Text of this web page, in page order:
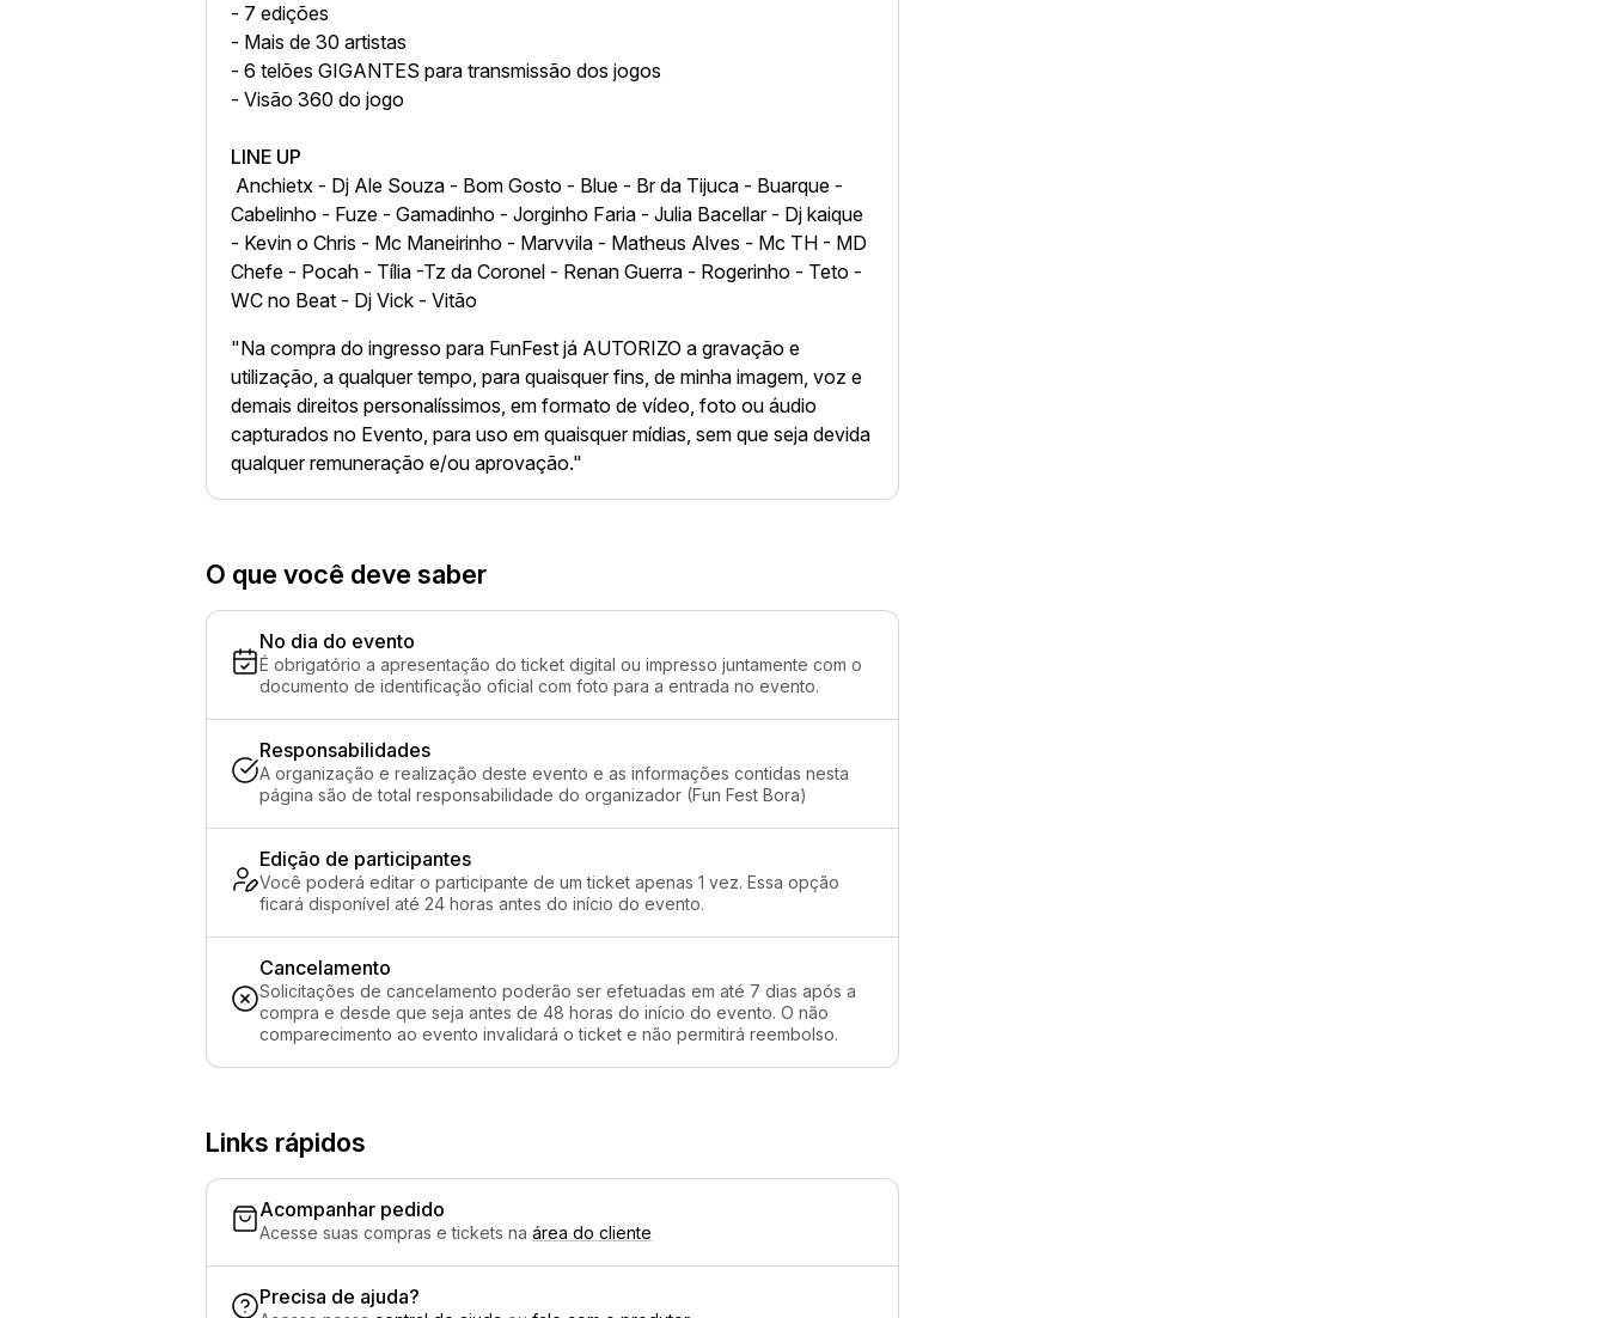
- 7 edições
- Mais de 30 artistas
- 6 telões GIGANTES para transmissão dos jogos
- Visão 360 do jogo
LINE UP
Anchietx - Dj Ale Souza - Bom Gosto - Blue - Br da Tijuca - Buarque -
Cabelinho - Fuze - Gamadinho - Jorginho Faria - Julia Bacellar - Dj kaique
- Kevin o Chris - Mc Maneirinho - Marvvila - Matheus Alves - Mc TH - MD
Chefe - Pocah - Tília -Tz da Coronel - Renan Guerra - Rogerinho - Teto -
WC no Beat - Dj Vick - Vitão
"Na compra do ingresso para FunFest já AUTORIZO a gravação e
utilização, a qualquer tempo, para quaisquer fins, de minha imagem, voz e
demais direitos personalíssimos, em formato de vídeo, foto ou áudio
capturados no Evento, para uso em quaisquer mídias, sem que seja devida
qualquer remuneração e/ou aprovação."
O que você deve saber
No dia do evento
É obrigatório a apresentação do ticket digital ou impresso juntamente com o
documento de identificação oficial com foto para a entrada no evento.
Responsabilidades
A organização e realização deste evento e as informações contidas nesta
página são de total responsabilidade do organizador (Fun Fest Bora)
Edição de participantes
Você poderá editar o participante de um ticket apenas 1 vez. Essa opção
ficará disponível até 24 horas antes do início do evento.
Cancelamento
Solicitações de cancelamento poderão ser efetuadas em até 7 dias após a
compra e desde que seja antes de 48 horas do início do evento. O não
comparecimento ao evento invalidará o ticket e não permitirá reembolso.
Links rápidos
Acompanhar pedido
Acesse suas compras e tickets na área do cliente
Precisa de ajuda?